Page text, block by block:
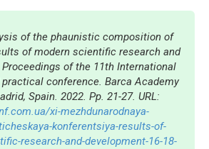
of the phaunistic composition of
of modern scientific research and
of the 11th International
conference. Barca Academy
Spain. 2022. Pp. 21-27. URL:
xi-mezhdunarodnaya-
konferentsiya-results-of-
research-and-development-16-18-